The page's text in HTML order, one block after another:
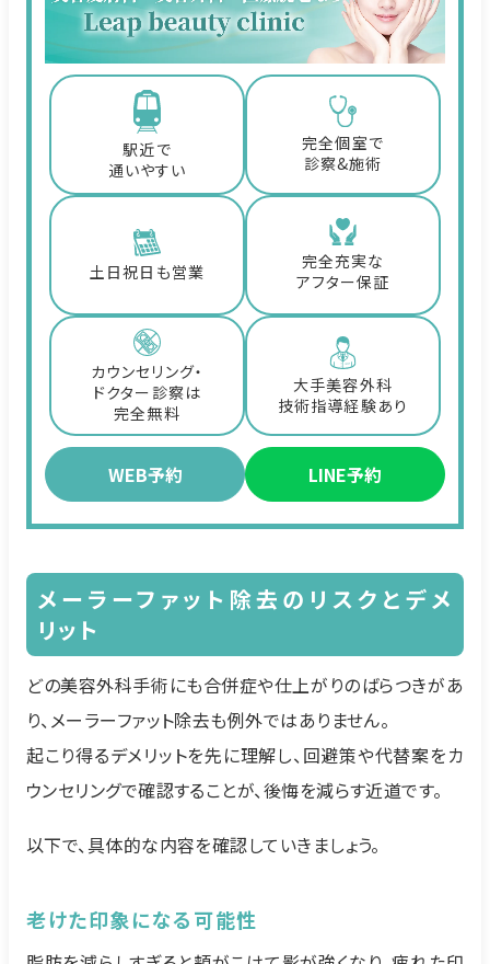
駅近で
通いやすい
完全個室で
診察&施術
土日祝日も営業
完全充実な
アフター保証
カウンセリング・
ドクター診察は
完全無料
大手美容外科
技術指導経験あり
WEB予約 LINE予約
メーラーファット除去のリスクとデメ
リット
どの美容外科手術にも合併症や仕上がりのばらつきがあ
り、メーラーファット除去も例外ではありません。
起こり得るデメリットを先に理解し、回避策や代替案をカ
ウンセリングで確認することが、後悔を減らす近道です。
以下で、具体的な内容を確認していきましょう。
老けた印象になる可能性